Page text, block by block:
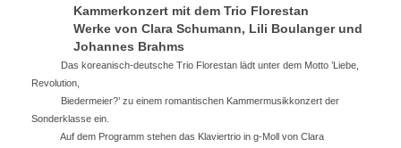
Kammerkonzert mit dem Trio Florestan
Werke von Clara Schumann, Lili Boulanger und
Johannes Brahms
Das koreanisch-deutsche Trio Florestan lädt unter dem Motto ’Liebe,
Revolution,
Biedermeier?’ zu einem romantischen Kammermusikkonzert der
Sonderklasse ein.
Auf dem Programm stehen das Klaviertrio in g-Moll von Clara